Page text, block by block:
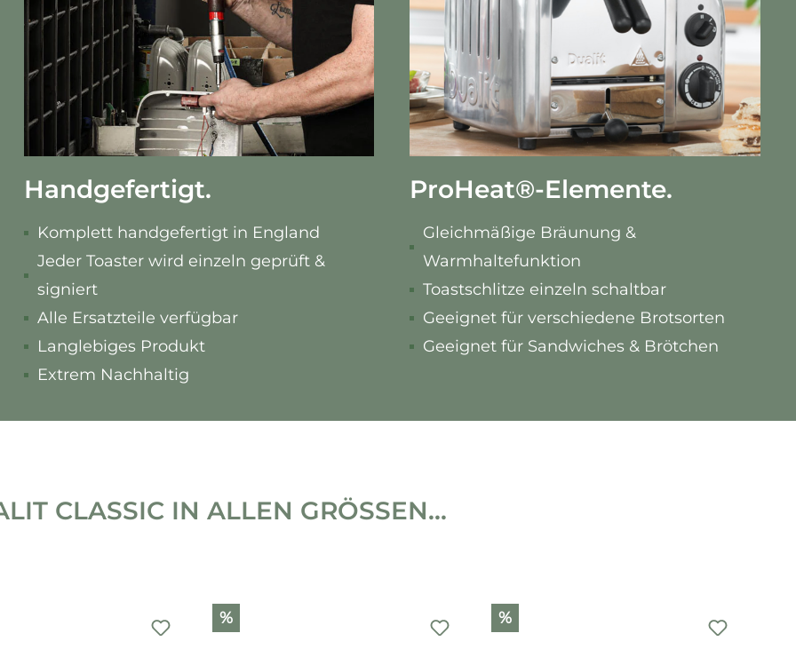
Handgefertigt.
Komplett handgefertigt in England
Jeder Toaster wird einzeln geprüft &
signiert
Alle Ersatzteile verfügbar
Langlebiges Produkt
Extrem Nachhaltig
ProHeat®-Elemente.
Gleichmäßige Bräunung &
Warmhaltefunktion
Toastschlitze einzeln schaltbar
Geeignet für verschiedene Brotsorten
Geeignet für Sandwiches & Brötchen
CLASSIC IN ALLEN GRÖSSEN...
% %